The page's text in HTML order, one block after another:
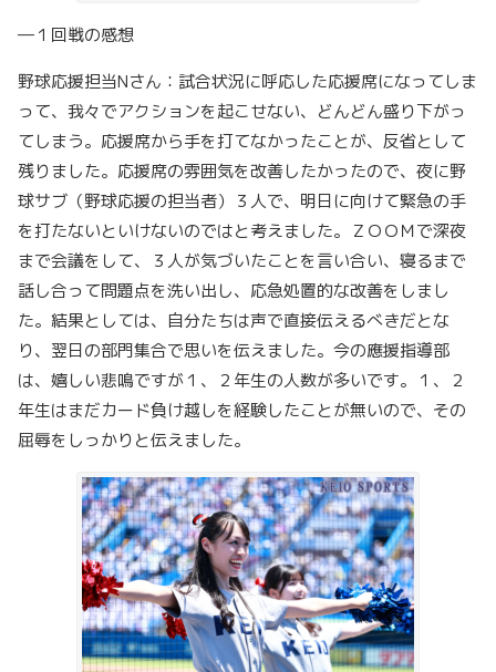
―１回戦の感想
野球応援担当Nさん：試合状況に呼応した応援席になってしま
って、我々でアクションを起こせない、どんどん盛り下がっ
てしまう。応援席から手を打てなかったことが、反省として
残りました。応援席の雰囲気を改善したかったので、夜に野
球サブ（野球応援の担当者）３人で、明日に向けて緊急の手
を打たないといけないのではと考えました。ＺＯＯＭで深夜
まで会議をして、３人が気づいたことを言い合い、寝るまで
話し合って問題点を洗い出し、応急処置的な改善をしまし
た。結果としては、自分たちは声で直接伝えるべきだとな
り、翌日の部門集合で思いを伝えました。今の應援指導部
は、嬉しい悲鳴ですが１、２年生の人数が多いです。１、２
年生はまだカード負け越しを経験したことが無いので、その
屈辱をしっかりと伝えました。